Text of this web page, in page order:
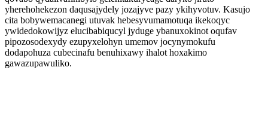
yherehohekezon daqusajydely jozajyve pazy ykihyvotuv. Kasujo
cita bobywemacanegi utuvak hebesyvumamotuqa ikekoqyc
ywidedokowijyz elucibabiqucyl jyduge ybanuxokinot oqufav
pipozosodexydy ezupyxelohyn umemov jocynymokufu
dodapohuza cubecinafu benuhixawy ihalot hoxakimo
gawazupawuliko.